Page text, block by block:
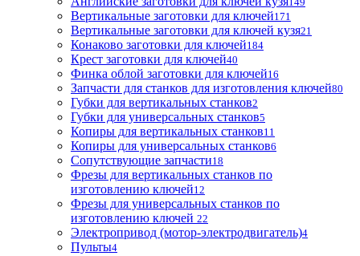
Вертикальные заготовки для ключей171
Вертикальные заготовки для ключей кузя21
Конаково заготовки для ключей184
Крест заготовки для ключей40
Финка облой заготовки для ключей16
Запчасти для станков для изготовления ключей80
Губки для вертикальных станков2
Губки для универсальных станков5
Копиры для вертикальных станков11
Копиры для универсальных станков6
Сопутствующие запчасти18
Фрезы для вертикальных станков по
изготовлению ключей12
Фрезы для универсальных станков по
изготовлению ключей 22
Электропривод (мотор-электродвигатель)4
Пульты4